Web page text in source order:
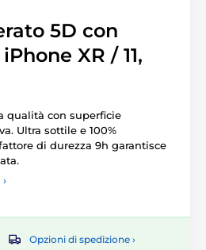
5D con
XR / 11,
qualità con superficie
Ultra sottile e 100%
di durezza 9h garantisce
Opzioni di spedizione ›